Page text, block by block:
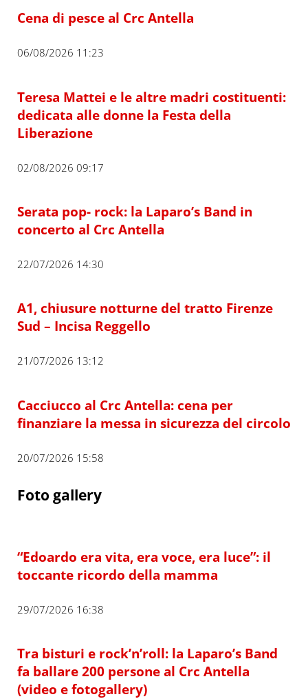
Cena di pesce al Crc Antella
06/08/2026 11:23
Teresa Mattei e le altre madri costituenti:
dedicata alle donne la Festa della
Liberazione
02/08/2026 09:17
Serata pop- rock: la Laparo’s Band in
concerto al Crc Antella
22/07/2026 14:30
A1, chiusure notturne del tratto Firenze
Sud – Incisa Reggello
21/07/2026 13:12
Cacciucco al Crc Antella: cena per
finanziare la messa in sicurezza del circolo
20/07/2026 15:58
Foto gallery
“Edoardo era vita, era voce, era luce”: il
toccante ricordo della mamma
29/07/2026 16:38
Tra bisturi e rock’n’roll: la Laparo’s Band
fa ballare 200 persone al Crc Antella
(video e fotogallery)